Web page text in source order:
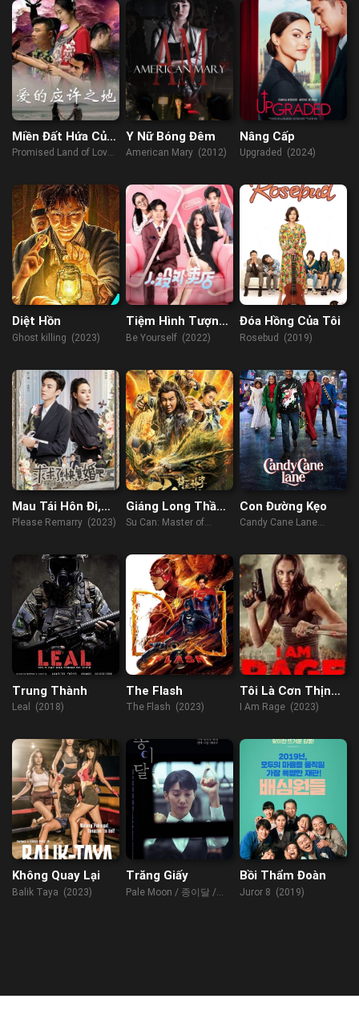
Miền Đất Hứa Của
Tình Yêu
Promised Land of Love
Y Nữ Bóng Đêm
American Mary (2012)
Nâng Cấp
Upgraded (2024)
Diệt Hồn
Ghost killing (2023)
Tiệm Hình Tượng
Take-away
Be Yourself (2022)
Đóa Hồng Của Tôi
Rosebud (2019)
Mau Tái Hôn Đi,
Xin Em Đó
Please Remarry (2023)
Giáng Long Thần
Chưởng Tô Khất
Su Can: Master of
(2018)
Con Đường Kẹo
Candy Cane Lane
Trung Thành
Leal (2018)
The Flash
The Flash (2023)
Tôi Là Cơn Thịnh
Nộ
I Am Rage (2023)
Không Quay Lại
Balik Taya (2023)
Trăng Giấy
Pale Moon / 종이달 /
Bồi Thẩm Đoàn
Juror 8 (2019)